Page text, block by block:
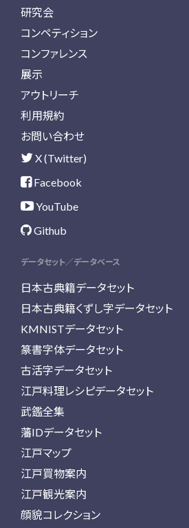
研究会
コンペティション
コンファレンス
展示
アウトリーチ
利用規約
お問い合わせ
X (Twitter)
Facebook
YouTube
Github
データセット／データベース
日本古典籍データセット
日本古典籍くずし字データセット
KMNISTデータセット
篆書字体データセット
古活字データセット
江戸料理レシピデータセット
武鑑全集
藩IDデータセット
江戸マップ
江戸買物案内
江戸観光案内
顔貌コレクション